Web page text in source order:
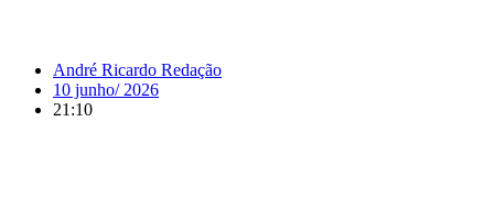
André Ricardo Redação
10 junho/ 2026
21:10